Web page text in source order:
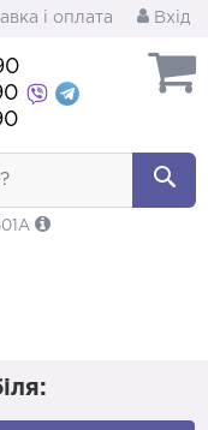
і оплата Вхід